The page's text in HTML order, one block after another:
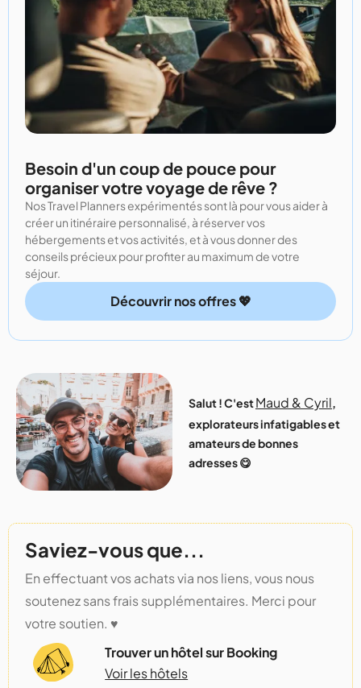
Besoin d'un coup de pouce pour
organiser votre voyage de rêve ?
Nos Travel Planners expérimentés sont là pour vous aider à
créer un itinéraire personnalisé, à réserver vos
hébergements et vos activités, et à vous donner des
conseils précieux pour profiter au maximum de votre
séjour.
Découvrir nos offres 💖
Salut ! C'estMaud & Cyril,
explorateurs infatigables et
amateurs de bonnes
adresses 😋
Saviez-vous que...
En effectuant vos achats via nos liens, vous nous
soutenez sans frais supplémentaires. Merci pour
votre soutien. ♥️
Trouver un hôtel sur Booking
Voir les hôtels